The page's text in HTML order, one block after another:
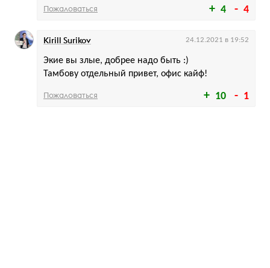
4 4
Пожаловаться
10 1
Экие вы злые, добрее надо быть :)
Тамбову отдельный привет, офис кайф!
Kirill Surikov 24.12.2021 в 19:52
Пожаловаться